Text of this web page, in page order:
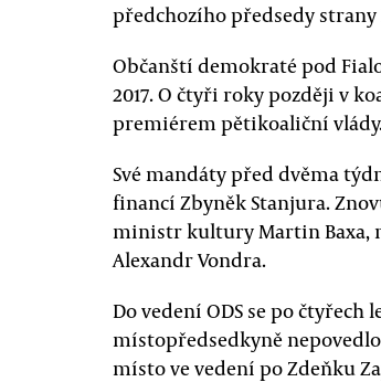
předchozího předsedy strany
Občanští demokraté pod
2017. O čtyři roky později v
premiérem pětikoaliční
Své mandáty před dvěma
financí Zbyněk Stanjura.
ministr kultury Martin Baxa,
Alexandr Vondra.
Do vedení ODS se po čtyřech
místopředsedkyně
místo ve vedení po Zdeňku